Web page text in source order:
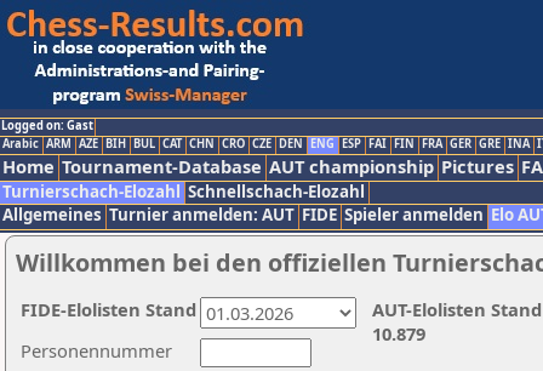
Logged on: Gast
Arabic ARM AZE BIH BUL CAT CHN CRO CZE DEN ENG ESP FAI FIN FRA GER GRE INA
Home Tournament-Database AUT championship Pictures
Turnierschach-Elozahl Schnellschach-Elozahl
Allgemeines Turnier anmelden: AUT FIDE Spieler anmelden Elo
Willkommen bei den offiziellen
Personennummer
AUT-Elolisten
10.879
FIDE-Elolisten Stand